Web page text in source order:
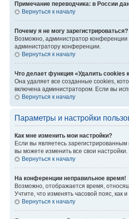
Примечание переводчика: в России
Вернуться к началу
Почему я не могу зарегистрироваться?
Возможно, администратор конференции
администратору конференции.
Вернуться к началу
Что делает функция «Удалить cookies
Она удаляет все созданные cookies,
включена администратором. Если вы
Вернуться к началу
Параметры и настройки
Как мне изменить мои настройки?
Если вы являетесь
вы можете изменить все свои настройки.
Вернуться к началу
На конференции неправильное время!
Возможно, отображается время,
Учтите, что изменять часовой пояс, как
Вернуться к началу